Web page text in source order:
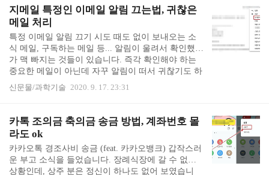
셋되면서 오디오 탭이 사라진 이전 버전이 나옵니다.
한 마디로 더 이상 유튜브에서 간단히 무료 음악으로
노이즈를 감추며 배경음악을 깔 수 없게 되었어요.
대신 오디오 라이브러리에서 다운로드 주는 음악을
동영상 편집 프로그램에서 집어 넣어야 합니다.유튜
브 무료 배경음악을 다운받은 후 아이무비를 켰습니
다. 방법은 동영상 프로그램 대부분 비슷비슷합니다.
편집할 동영상..
지메일 특정인 이메일 알림 끄는법, 귀찮은
메일 처리
특정 이메일 알림 끄기 시도 때도 없이 보내오는 소
식 메일, 구독하는 메일 등... 알림이 울려서 확인했다
가 맥 빠지는 것들이 있습니다. 즉각 확인해야 하는
중요한 메일이 아닌데 자꾸 알림이 떠서 귀찮기도 하
고요. 보내는 쪽은 데미지가 1도 없지만, 받는 저는
가끔 스트레스를 받습니다. 그렇다고 차단해 버리기
니다. 특정인, 특정단체 이메일 알림을 끄는 방법입
니다. 지메일의 경우 라벨을 만들고 필터링 기능을
써서 특징인이나 단체의 메일은 핸드폰에서 알림이
안 뜨게 할 수 있습니다. 1. 라벨을 새로 만듭니다. 설
정 - 라벨 - 새 라벨 만들기를 하면 됩니다. 또는 라벨
신문물/과학기술 2020. 9. 17. 23:31
카톡 조의금 축의금 송금 방법, 계좌번호 몰
라도 ok
카카오톡 경조사비 송금 (feat. 카카오뱅크) 갑작스러
운 부고 소식을 들었습니다. 장례식장에 갈 수 없는
상황인데, 상주 분은 정신이 하나도 없어 보였습니